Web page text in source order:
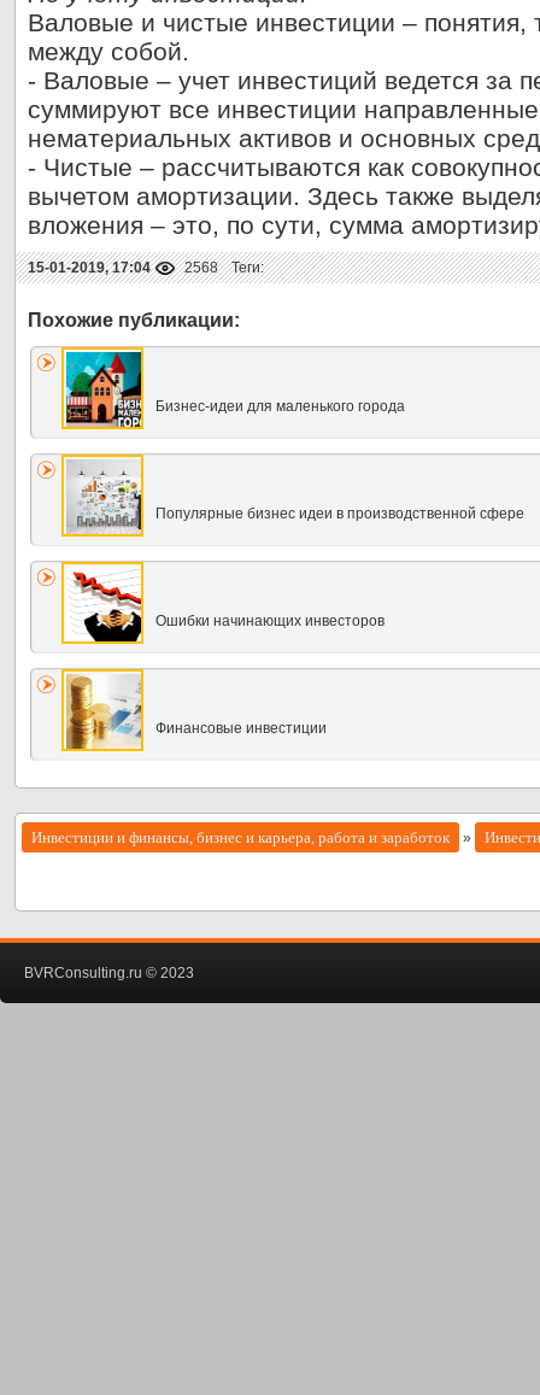
Валовые и чистые инвестиции – понятия,
между собой.
- Валовые – учет инвестиций ведется за
суммируют все инвестиции
нематериальных активов и основных
- Чистые – рассчитываются как
вычетом амортизации. Здесь также
вложения – это, по сути, сумма
15-01-2019, 17:04 2568 Теги:
Бизнес-идеи для маленького города
Популярные бизнес идеи в производственной сфере
Ошибки начинающих инвесторов
Финансовые инвестиции
Инвестиции и финансы, бизнес и карьера, работа и заработок »
BVRConsulting.ru © 2023